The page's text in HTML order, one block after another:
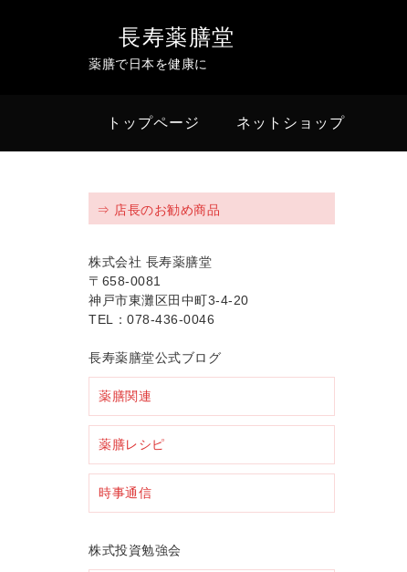
長寿薬膳堂
薬膳で日本を健康に
トップページ ネットショップ
⇒ 店長のお勧め商品
株式会社 長寿薬膳堂
〒658-0081
神戸市東灘区田中町3-4-20
TEL：078-436-0046
長寿薬膳堂公式ブログ
薬膳関連
薬膳レシピ
時事通信
株式投資勉強会